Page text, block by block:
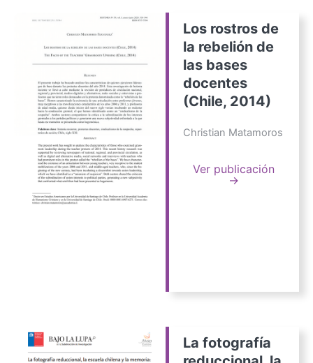
Los rostros de
la rebelión de
las bases
docentes
(Chile, 2014)
Christian Matamoros
Ver publicación
→
La fotografía